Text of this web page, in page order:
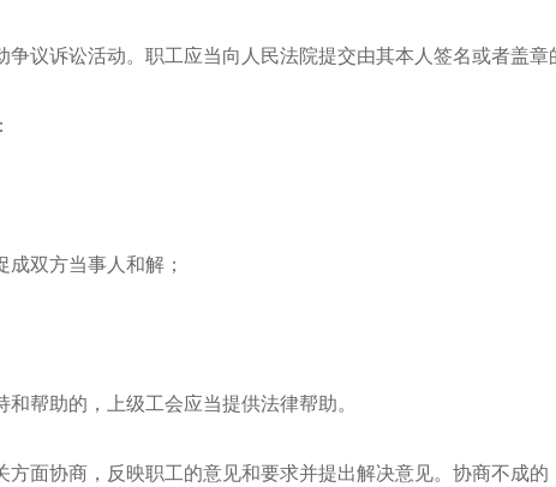
诉讼活动。职工应当向人民法院提交由其本人签名或者盖
双方当事人和解；
帮助的，上级工会应当提供法律帮助。
面协商，反映职工的意见和要求并提出解决意见。协商不成